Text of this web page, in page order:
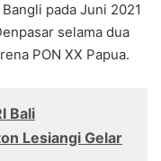
pada Juni 2021
selama dua
PON XX Papua.
Bali
Lesiangi Gelar